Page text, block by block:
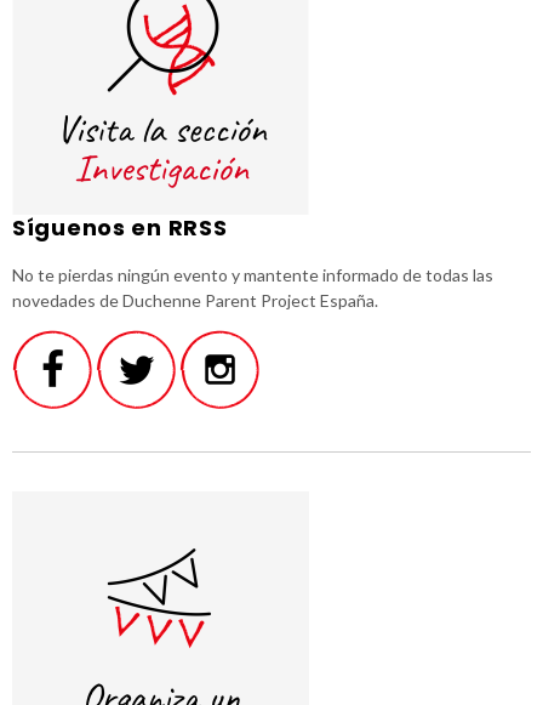
Síguenos en RRSS
No te pierdas ningún evento y mantente informado de todas las
novedades de Duchenne Parent Project España.